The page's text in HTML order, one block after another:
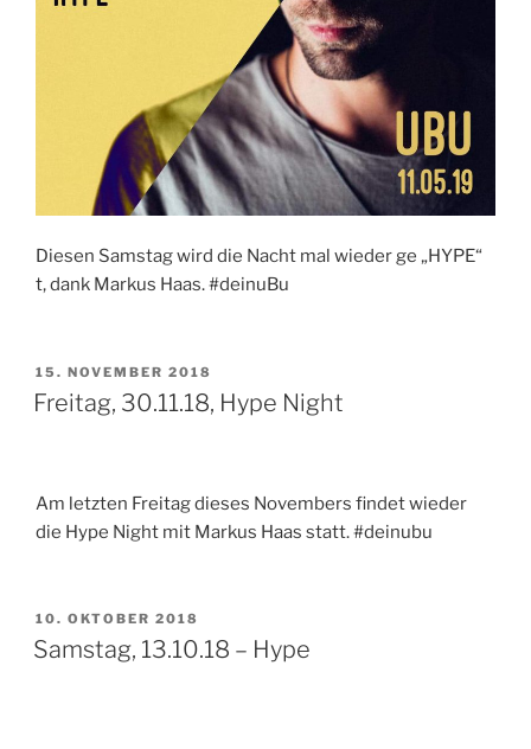
Diesen Samstag wird die Nacht mal wieder ge „HYPE“
t, dank Markus Haas. #deinuBu
VERÖFFENTLICHT
AM
15. NOVEMBER 2018
Freitag, 30.11.18, Hype Night
Am letzten Freitag dieses Novembers findet wieder
die Hype Night mit Markus Haas statt. #deinubu
VERÖFFENTLICHT
AM
10. OKTOBER 2018
Samstag, 13.10.18 – Hype